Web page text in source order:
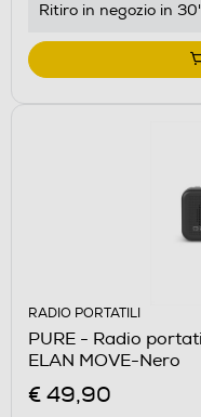
Ritiro in negozio in
RADIO PORTATILI
PURE - Radio
ELAN MOVE-Nero
€ 49,90